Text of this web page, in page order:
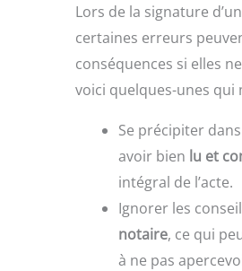
Lors de la signature
certaines erreurs
conséquences si elles
voici quelques-unes
Se précipiter
avoir bien lu et
intégral de l’acte.
Ignorer les
notaire, ce qui
à ne pas